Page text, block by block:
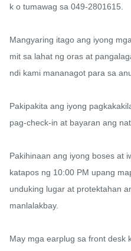
k o tumawag sa 049-2801615.
Mangyaring itago ang iyong
mit sa lahat ng oras at
ndi kami mananagot para sa
Pakipakita ang iyong
pag-check-in at bayaran ang
Pakihinaan ang iyong boses at
katapos ng 10:00 PM upang
unduking lugar at protektahan
manlalakbay.
May mga earplug sa front desk